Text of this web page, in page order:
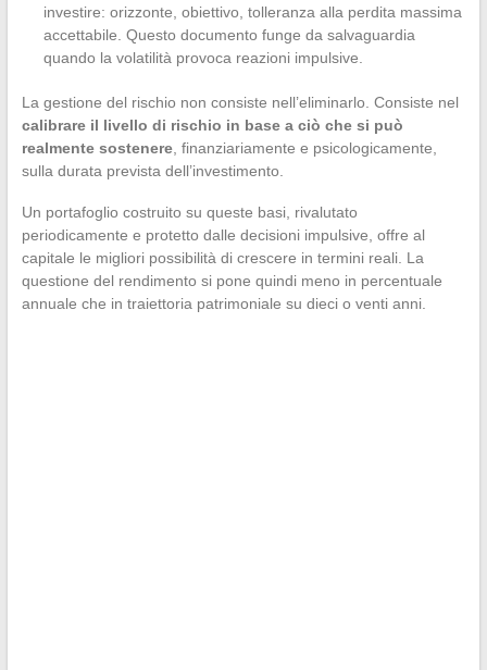
investire: orizzonte, obiettivo, tolleranza alla perdita massima
accettabile. Questo documento funge da salvaguardia
quando la volatilità provoca reazioni impulsive.
La gestione del rischio non consiste nell’eliminarlo. Consiste nel
calibrare il livello di rischio in base a ciò che si può
realmente sostenere, finanziariamente e psicologicamente,
sulla durata prevista dell’investimento.
Un portafoglio costruito su queste basi, rivalutato
periodicamente e protetto dalle decisioni impulsive, offre al
capitale le migliori possibilità di crescere in termini reali. La
questione del rendimento si pone quindi meno in percentuale
annuale che in traiettoria patrimoniale su dieci o venti anni.